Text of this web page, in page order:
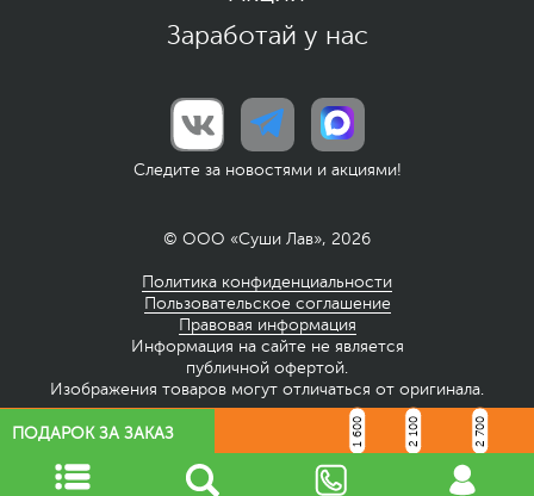
Заработай у нас
Следите за новостями и акциями!
© ООО «Суши Лав», 2026
Политика конфиденциальности
Пользовательское соглашение
Правовая информация
Информация на сайте не является
публичной офертой.
Изображения товаров могут отличаться от оригинала.
ПОДАРОК ЗА ЗАКАЗ 1 600 2 100 2 700